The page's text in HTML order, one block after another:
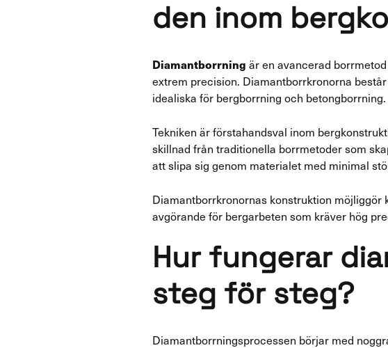
den inom
Diamantborrning är en avancerad
extrem precision. Diamantborrkronorna
idealiska för bergborrning och betongborrning.
Tekniken är förstahandsval inom
skillnad från traditionella borrmetoder som
att slipa sig genom materialet med minimal
Diamantborrkronornas konstruktion
avgörande för bergarbeten som kräver hög
Hur fungerar
steg för steg?
Diamantborrningsprocessen börjar med